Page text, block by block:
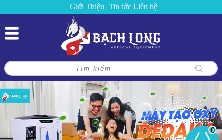
Giới Thiệu Tin tức Liên hệ
0